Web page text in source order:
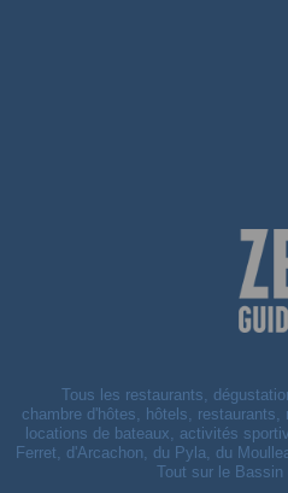
Tous les restaurants,
chambre d'hôtes, hôtels,
locations de bateaux, activités
Ferret, d'Arcachon, du Pyla, du
Tout sur le Bassin